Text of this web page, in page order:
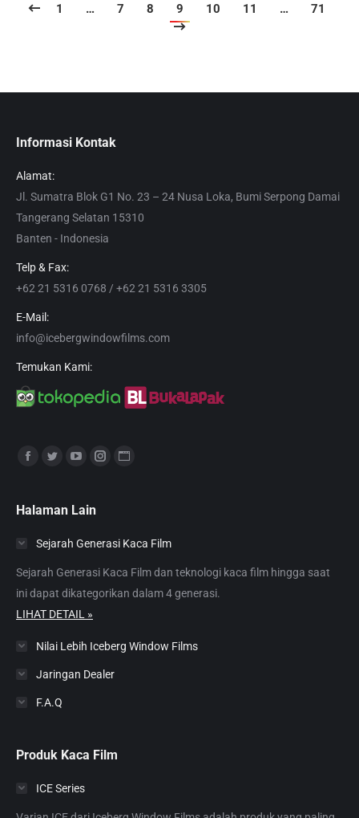
1 … 7 8 9 10 11 … 71
Informasi Kontak
Alamat:
Jl. Sumatra Blok G1 No. 23 – 24 Nusa Loka, Bumi Serpong Damai
Tangerang Selatan 15310
Banten - Indonesia
Telp & Fax:
+62 21 5316 0768 / +62 21 5316 3305
E-Mail:
info@icebergwindowfilms.com
Temukan Kami:
Find us on:
opens
new
window
opens
new
window
YouTube
opens
new
window
Instagram
new
window
new
window
Halaman Lain
Sejarah Generasi Kaca Film
Sejarah Generasi Kaca Film dan teknologi kaca film hingga saat
ini dapat dikategorikan dalam 4 generasi.
LIHAT DETAIL »
Nilai Lebih Iceberg Window Films
Jaringan Dealer
F.A.Q
Produk Kaca Film
ICE Series